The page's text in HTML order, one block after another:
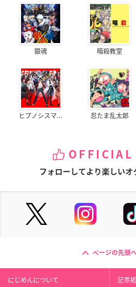
銀魂 暗殺教室
ヒプノシスマ... 忍たま乱太郎
OFFICIAL
フォローしてより楽しいオ
ページの先頭
にじめんについて 記事